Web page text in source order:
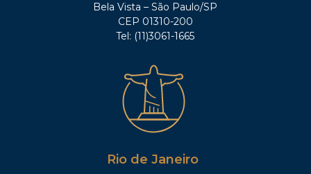
Bela Vista – São Paulo/SP
CEP 01310-200
Tel: (11)3061-1665
Rio de Janeiro